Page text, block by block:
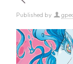
Published by